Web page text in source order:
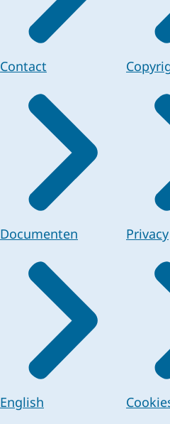
Contact
Documenten
English
Privacy